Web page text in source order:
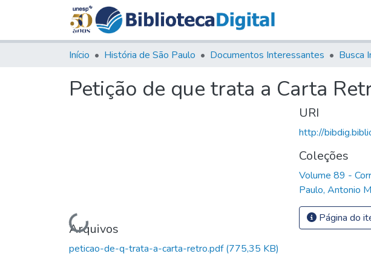
Início História de São Paulo Documentos Interessantes Busca
Petição de que trata a Carta
Carregando...
Arquivos
peticao-de-q-trata-a-carta-retro.pdf(775,35 KB)
URI
http://
Coleções
Volume 89 -
Paulo, Antonio
Página do